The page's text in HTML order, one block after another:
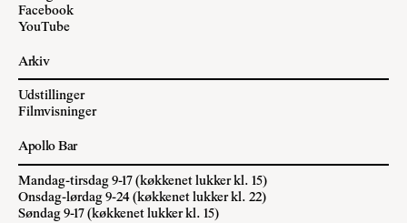
Facebook
YouTube
Arkiv
Udstillinger
Filmvisninger
Apollo Bar
Mandag-tirsdag 9-17 (køkkenet lukker kl. 15)
Onsdag-lørdag 9-24 (køkkenet lukker kl. 22)
Søndag 9-17 (køkkenet lukker kl. 15)